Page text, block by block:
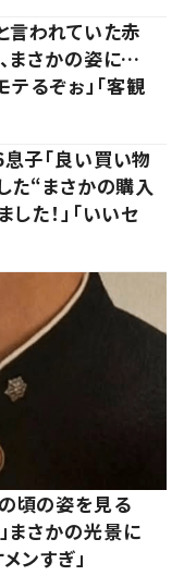
言われていた赤
まさかの姿に…
テるぞぉ」「客観
子「良い買い物
た“まさかの購入
た！」「いいセ
頃の姿を見る
まさかの光景に
ンすぎ」